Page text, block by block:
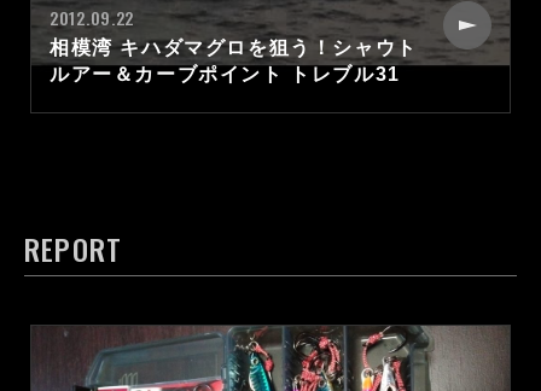
2012.09.22
相模湾 キハダマグロを狙う！シャウト
ルアー＆カーブポイント トレブル31
REPORT